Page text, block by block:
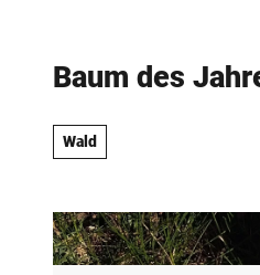
Baum des
Wald